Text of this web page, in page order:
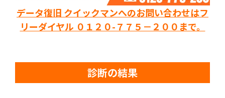
データ復旧 クイックマンへのお問い合わせはフ
リーダイヤル ０１２０-７７５－２００まで。
診断の結果